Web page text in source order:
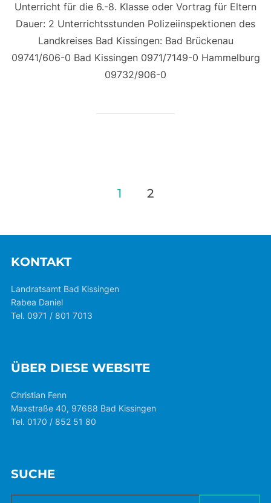
Unterricht für die 6.-8. Klasse oder Vortrag für Eltern
Dauer: 2 Unterrichtsstunden Polizeiinspektionen des
Landkreises Bad Kissingen: Bad Brückenau
09741/606-0 Bad Kissingen 0971/7149-0 Hammelburg
09732/906-0
Seitennummerierung
1 2
KONTAKT
Landratsamt Bad Kissingen
Rabea Daniel
Tel. 0971 / 801 7013
ÜBER DIESE WEBSITE
Christian Fenn
Maxstraße 40, 97688 Bad Kissingen
Tel. 0170 / 852 51 80
SUCHE